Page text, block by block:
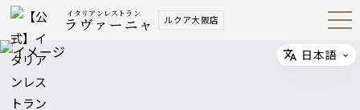
イタリアンレストラン
ラヴァーニャ ルクア大阪店 Open
Navig
Select
日本語